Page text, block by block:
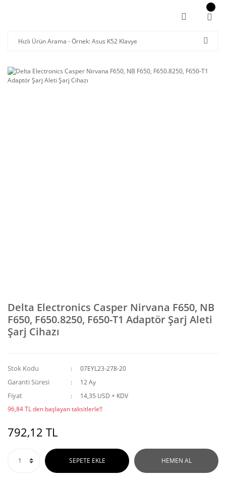
Delta Electronics Casper Nirvana F650, NB
F650, F650.8250, F650-T1 Adaptör Şarj Aleti
Şarj Cihazı
Stok Kodu 07EYL23-278-20
Garanti Süresi 12 Ay
Fiyat
14,35 USD + KDV
96,84 TL den başlayan taksitlerle!!
792,12 TL
SEPETE EKLE HEMEN AL